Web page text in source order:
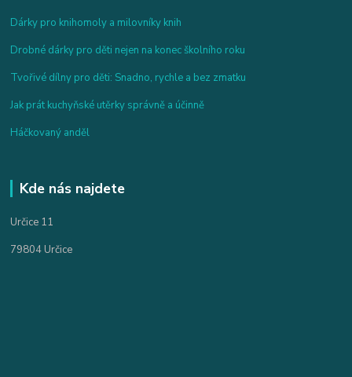
Dárky pro knihomoly a milovníky knih
Drobné dárky pro děti nejen na konec školního roku
Tvořivé dílny pro děti: Snadno, rychle a bez zmatku
Jak prát kuchyňské utěrky správně a účinně
Háčkovaný anděl
Kde nás najdete
Určice 11
79804 Určice